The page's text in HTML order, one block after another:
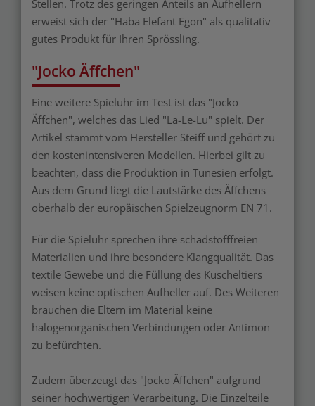
Stellen. Trotz des geringen Anteils an Aufhellern
erweist sich der "Haba Elefant Egon" als qualitativ
gutes Produkt für Ihren Sprössling.
"Jocko Äffchen"
Eine weitere Spieluhr im Test ist das "Jocko
Äffchen", welches das Lied "La-Le-Lu" spielt. Der
Artikel stammt vom Hersteller Steiff und gehört zu
den kostenintensiveren Modellen. Hierbei gilt zu
beachten, dass die Produktion in Tunesien erfolgt.
Aus dem Grund liegt die Lautstärke des Äffchens
oberhalb der europäischen Spielzeugnorm EN 71.
Für die Spieluhr sprechen ihre schadstofffreien
Materialien und ihre besondere Klangqualität. Das
textile Gewebe und die Füllung des Kuscheltiers
weisen keine optischen Aufheller auf. Des Weiteren
brauchen die Eltern im Material keine
halogenorganischen Verbindungen oder Antimon
zu befürchten.
Zudem überzeugt das "Jocko Äffchen" aufgrund
seiner hochwertigen Verarbeitung. Die Einzelteile